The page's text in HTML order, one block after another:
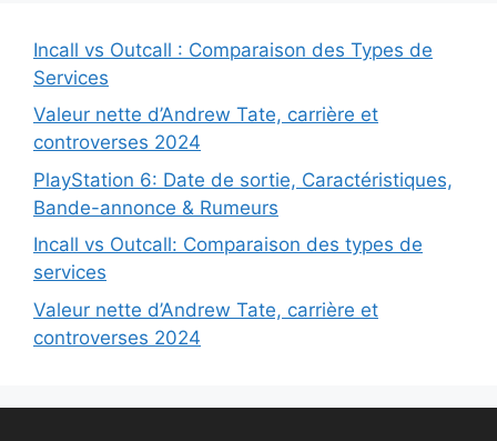
Incall vs Outcall : Comparaison des Types de
Services
Valeur nette d’Andrew Tate, carrière et
controverses 2024
PlayStation 6: Date de sortie, Caractéristiques,
Bande-annonce & Rumeurs
Incall vs Outcall: Comparaison des types de
services
Valeur nette d’Andrew Tate, carrière et
controverses 2024